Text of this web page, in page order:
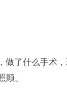
了什么手术，
顾。